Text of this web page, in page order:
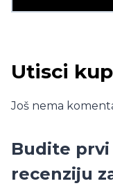
Utisci
Još nema
Budite
recenziju